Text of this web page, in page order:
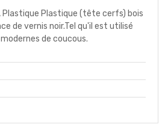
Plastique Plastique (tête cerfs) bois
de vernis noir.Tel qu'il est utilisé
de coucous.